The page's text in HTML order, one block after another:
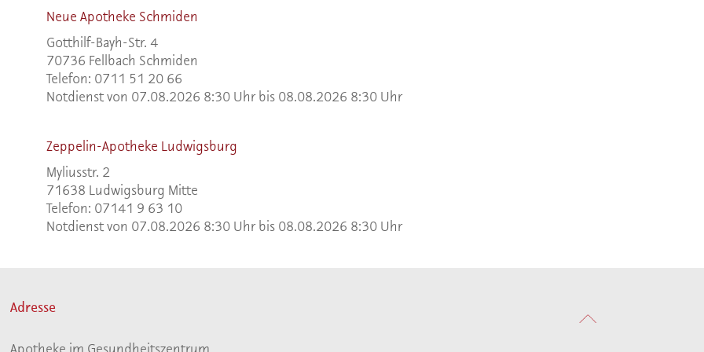
Neue Apotheke Schmiden
Gotthilf-Bayh-Str. 4
70736 Fellbach Schmiden
Telefon: 0711 51 20 66
Notdienst von 07.08.2026 8:30 Uhr bis 08.08.2026 8:30 Uhr
Zeppelin-Apotheke Ludwigsburg
Myliusstr. 2
71638 Ludwigsburg Mitte
Telefon: 07141 9 63 10
Notdienst von 07.08.2026 8:30 Uhr bis 08.08.2026 8:30 Uhr
Adresse